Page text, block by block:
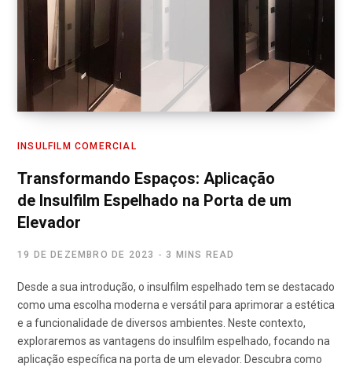
INSULFILM COMERCIAL
Transformando Espaços: Aplicação
de Insulfilm Espelhado na Porta de um
Elevador
19 DE DEZEMBRO DE 2023 3 MINS READ
Desde a sua introdução, o insulfilm espelhado tem se destacado
como uma escolha moderna e versátil para aprimorar a estética
e a funcionalidade de diversos ambientes. Neste contexto,
exploraremos as vantagens do insulfilm espelhado, focando na
aplicação específica na porta de um elevador. Descubra como